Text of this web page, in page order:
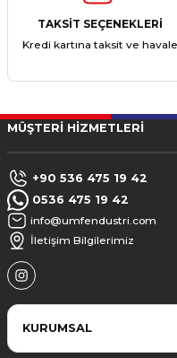
TAKSİT SEÇENEKLERİ
Kredi kartına taksit ve havale
MÜŞTERİ HİZMETLERİ
+90 536 475 19 42
0536 475 19 42
info@umfendustri.com
İletişim Bilgilerimiz
KURUMSAL